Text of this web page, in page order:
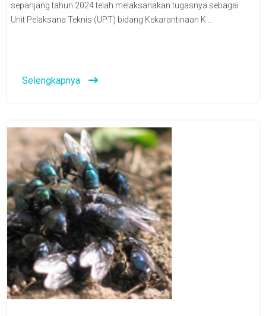
sepanjang tahun 2024 telah melaksanakan tugasnya sebagai
Unit Pelaksana Teknis (UPT) bidang Kekarantinaan K ...
Selengkapnya